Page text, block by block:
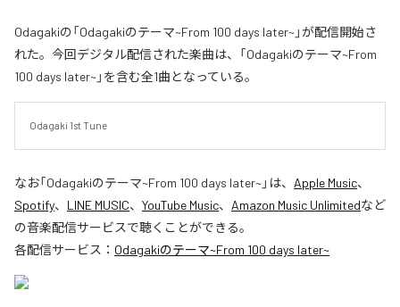
Odagakiの「Odagakiのテーマ~From 100 days later~」が配信開始さ
れた。今回デジタル配信された楽曲は、「Odagakiのテーマ~From
100 days later~」を含む全1曲となっている。
Odagaki 1st Tune
なお「Odagakiのテーマ~From 100 days later~」は、 Apple Music、
Spotify、 LINE MUSIC、 YouTube Music、 Amazon Music Unlimitedなど
の音楽配信サービスで聴くことができる。
各配信サービス： Odagakiのテーマ~From 100 days later~